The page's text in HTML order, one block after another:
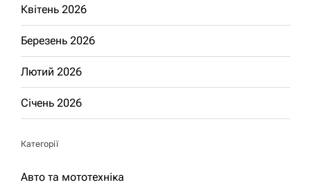
Квітень 2026
Березень 2026
Лютий 2026
Січень 2026
Категорії
Авто та мототехніка